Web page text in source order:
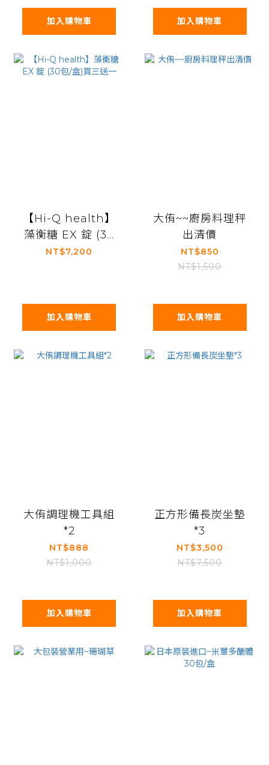
加入購物車 加入購物車
【Hi-Q health】
藻衡糖 EX 錠 (30
包/盒)買三送一
NT$7,200
加入購物車
大侑~~廚房料理秤
出清價
NT$850
NT$1,500
加入購物車
大侑調理機工具組
*2
NT$888
NT$1,000
加入購物車
正方形備長炭坐墊
*3
NT$3,500
NT$7,500
加入購物車